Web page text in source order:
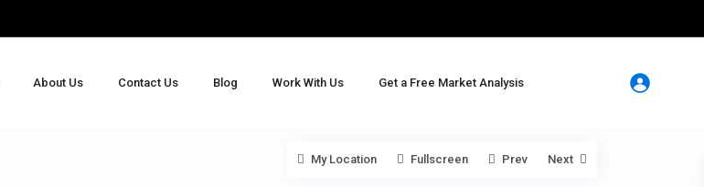
About Us Contact Us Blog Work With Us Get a Free Market Analysis
My Location Fullscreen Prev Next